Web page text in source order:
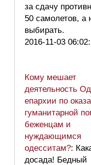
за сдачу
50 самолетов, а
выбирать.
2016-11-03
Кому мешает
деятельность
епархии по
гуманитарной
беженцам и
нуждающимся
одесситам?:
досада! Бедный